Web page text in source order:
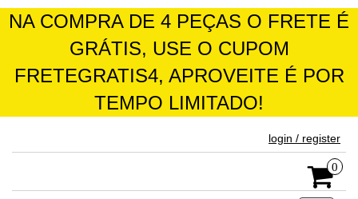
NA COMPRA DE 4 PEÇAS O FRETE É
GRÁTIS, USE O CUPOM
FRETEGRATIS4, APROVEITE É POR
TEMPO LIMITADO!
login / register
0